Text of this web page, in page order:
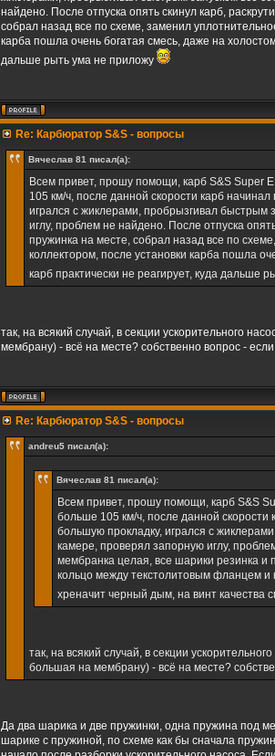
найдено. После отпуска опять скинул карб,
собрал назад все по схеме, заменил
карба пошла очень богатая смесь, даже на
дальше рыть ума не приложу
Re: Карбюратор S&S - вопросы
Вячеслав 81 писал(а):
Всем привет, прошу помощи, карб S&S Super
105 км/ч, после данной скорости карб
игрался с жиклерами, пробрызгивал быстрым
иглу, проблем не найдено. После отпуска
пружинка на месте, собрал назад все по
коллектором, после установки карба пошла
карб практически не реагирует, куда дальше
так, на всякий случай, в секции ускорительного
мембрану) - всё на месте? собственно вопрос -
Re: Карбюратор S&S - вопросы
andreu5 писал(а):
Вячеслав 81 писал(а):
Всем привет, прошу помощи, карб S&S
больше 105 км/ч, после данной скорости
большую прокладку, игрался с
камере, проверял запорную иглу,
мембранка целая, все шарики резинка и
кольцо между текстолитовым фланцем и
хреначит черный дым, на винт качества
так, на всякий случай, в секции
большая на мембрану) - всё на месте?
Да два шарика и две пружинки, одна пружина под
шарике с пружиной, по схеме как бы сначала